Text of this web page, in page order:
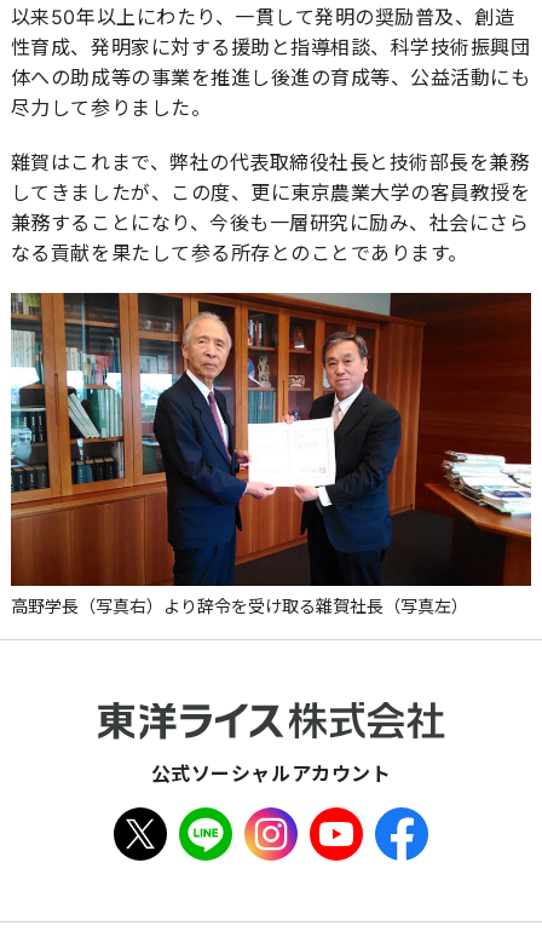
以来50年以上にわたり、一貫して発明の奨励普及、創造
性育成、発明家に対する援助と指導相談、科学技術振興団
体への助成等の事業を推進し後進の育成等、公益活動にも
尽力して参りました。
雜賀はこれまで、弊社の代表取締役社長と技術部長を兼務
してきましたが、この度、更に東京農業大学の客員教授を
兼務することになり、今後も一層研究に励み、社会にさら
なる貢献を果たして参る所存とのことであります。
高野学長（写真右）より辞令を受け取る雜賀社長（写真左）
公式ソーシャルアカウント